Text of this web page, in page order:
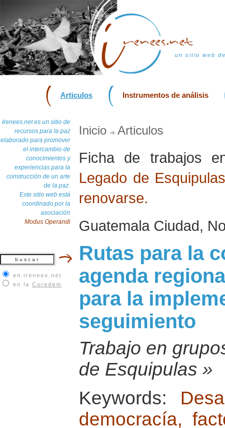
un sitio web
Articulos Instrumentos de análisis
Irenees.net es un sitio de
recursos para la paz
elaborado para promover
el intercambio de
conocimientos y
experiencias para la
construcción de un arte
de la paz.
Este sitio web está
coordinado por la
asociación
Modus Operandi
en irenees.net
en la Coredem
Inicio Articulos
Ficha de trabajos
Legado de
renovarse.
Guatemala Ciudad,
Rutas para la
agenda
para la
seguimiento
Trabajo en
de Esquipulas »
Keywords:
democracía,